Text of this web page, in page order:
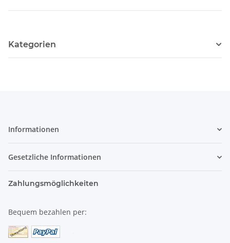
Kategorien
Informationen
Gesetzliche Informationen
Zahlungsmöglichkeiten
Bequem bezahlen per: